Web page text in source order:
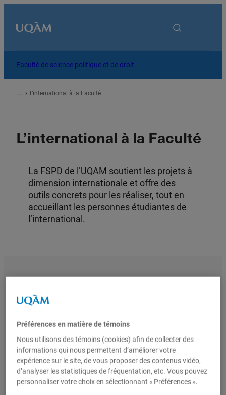
Accueil
À propos
Services
Vous êtes
Faculté de science politique et de droit
L’international à la Faculté
L’international à la Faculté
La FSPD de l’UQAM soutient les projets à
dimension internationale et offre des
outils concrets pour les réaliser, tout en
accueillant les personnes étudiantes de
l’international.
Préférences en matière de témoins
Nous utilisons des témoins (cookies) afin de collecter des
informations qui nous permettent d’améliorer votre
expérience sur le site, de vous proposer des contenus vidéo,
d’analyser les statistiques de fréquentation, etc. Vous pouvez
personnaliser votre choix en sélectionnant « Préférences ».